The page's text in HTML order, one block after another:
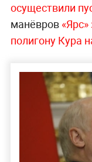
осуществили
манёвров«Ярс»
полигону Кура